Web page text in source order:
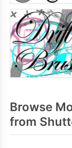
Browse
from